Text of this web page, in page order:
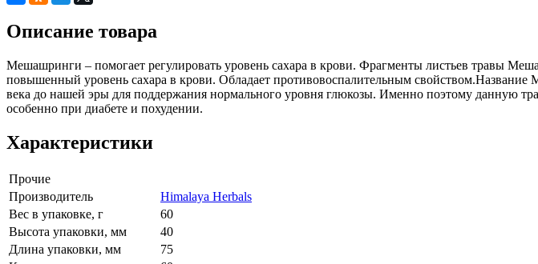
Описание товара
Мешашринги – помогает регулировать уровень сахара в крови. Фрагменты листьев травы
повышенный уровень сахара в крови. Обладает противовоспалительным
века до нашей эры для поддержания нормального уровня глюкозы. Именно поэтому данную
особенно при диабете и похудении.
Характеристики
Прочие
Производитель
Himalaya Herbals
Вес в упаковке, г
60
Высота упаковки, мм
40
Длина упаковки, мм
75